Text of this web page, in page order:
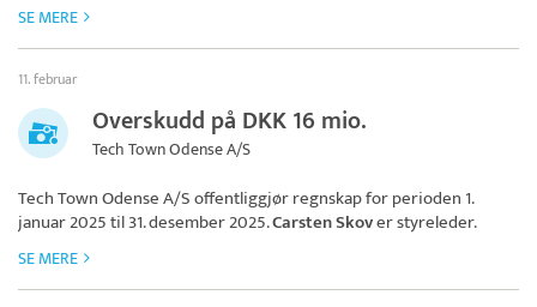
SE MERE
11. februar
Overskudd på DKK 16 mio.
Tech Town Odense A/S
Tech Town Odense A/Soffentliggjør regnskap for perioden 1.
januar 2025 til 31. desember 2025.Carsten Skover styreleder.
SE MERE